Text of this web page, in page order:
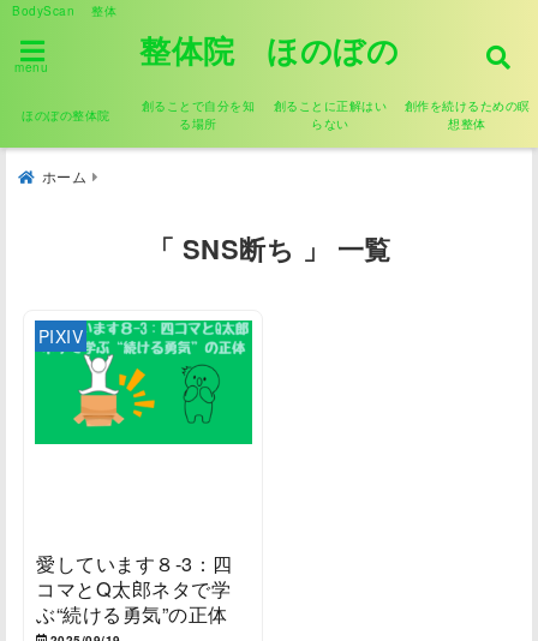
BodyScan 整体
menu 整体院 ほのぼの
ほのぼの整体院
創ることで自分を知
る場所
創ることに正解はい
らない
創作を続けるための瞑
想整体
ホーム
「 SNS断ち 」 一覧
PIXIV
愛しています８-3：四
コマとQ太郎ネタで学
ぶ“続ける勇気”の正体